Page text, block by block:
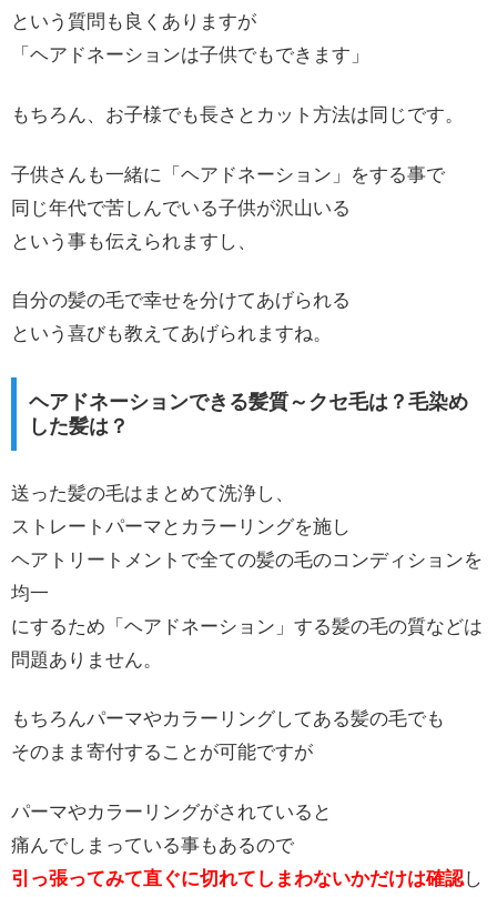
という質問も良くありますが
「ヘアドネーションは子供でもできます」
もちろん、お子様でも長さとカット方法は同じです。
子供さんも一緒に「ヘアドネーション」をする事で
同じ年代で苦しんでいる子供が沢山いる
という事も伝えられますし、
自分の髪の毛で幸せを分けてあげられる
という喜びも教えてあげられますね。
ヘアドネーションできる髪質～クセ毛は？毛染め
した髪は？
送った髪の毛はまとめて洗浄し、
ストレートパーマとカラーリングを施し
ヘアトリートメントで全ての髪の毛のコンディションを
均一
にするため「ヘアドネーション」する髪の毛の質などは
問題ありません。
もちろんパーマやカラーリングしてある髪の毛でも
そのまま寄付することが可能ですが
パーマやカラーリングがされていると
痛んでしまっている事もあるので
引っ張ってみて直ぐに切れてしまわないかだけは確認し